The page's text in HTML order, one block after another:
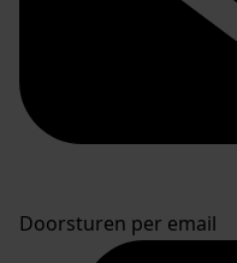
Doorsturen per email